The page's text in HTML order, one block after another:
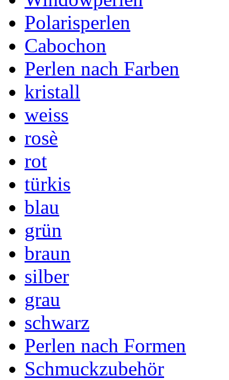
Polarisperlen
Cabochon
Perlen nach Farben
kristall
weiss
rosè
rot
türkis
blau
grün
braun
silber
grau
schwarz
Perlen nach Formen
Schmuckzubehör